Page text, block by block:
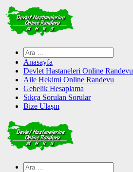
Skip
to
content
Arama:
Anasayfa
Devlet Hastaneleri Online Randevu
Aile Hekimi Online Randevu
Gebelik Hesaplama
Sıkça Sorulan Sorular
Bize Ulaşın
Arama: